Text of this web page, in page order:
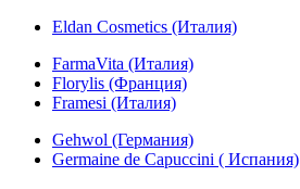
Eldan Cosmetics (Италия)
FarmaVita (Италия)
Florylis (Франция)
Framesi (Италия)
Gehwol (Германия)
Germaine de Capuccini ( Испания)